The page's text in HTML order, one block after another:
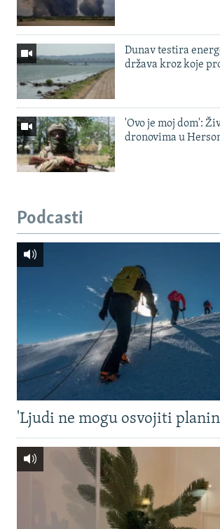
Dunav testira
država kroz koje
'Ovo je moj dom':
dronovima u
Podcasti
'Ljudi ne mogu osvojiti